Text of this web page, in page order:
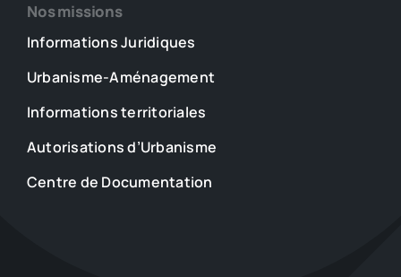
Nos missions
Informations Juridiques
Urbanisme-Aménagement
Informations territoriales
Autorisations d’Urbanisme
Centre de Documentation